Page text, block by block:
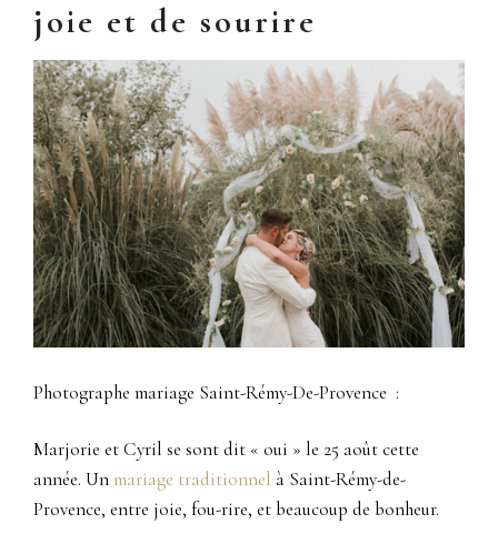
joie et de sourire
Photographe mariage Saint-Rémy-De-Provence :
Marjorie et Cyril se sont dit « oui » le 25 août cette
année. Un mariage traditionnel à Saint-Rémy-de-
Provence, entre joie, fou-rire, et beaucoup de bonheur.